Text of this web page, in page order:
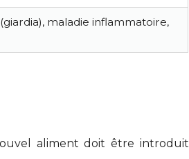
maladie inflammatoire,
aliment doit être introduit